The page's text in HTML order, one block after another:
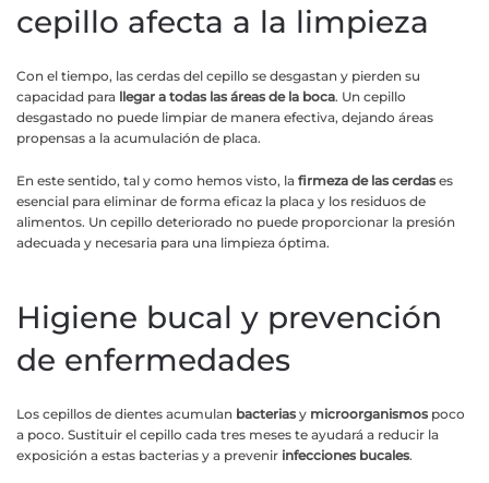
cepillo afecta a la limpieza
Con el tiempo, las cerdas del cepillo se desgastan y pierden su
capacidad para llegar a todas las áreas de la boca. Un cepillo
desgastado no puede limpiar de manera efectiva, dejando áreas
propensas a la acumulación de placa.
En este sentido, tal y como hemos visto, la firmeza de las cerdas es
esencial para eliminar de forma eficaz la placa y los residuos de
alimentos. Un cepillo deteriorado no puede proporcionar la presión
adecuada y necesaria para una limpieza óptima.
Higiene bucal y prevención
de enfermedades
Los cepillos de dientes acumulan bacterias y microorganismos poco
a poco. Sustituir el cepillo cada tres meses te ayudará a reducir la
exposición a estas bacterias y a prevenir infecciones bucales.